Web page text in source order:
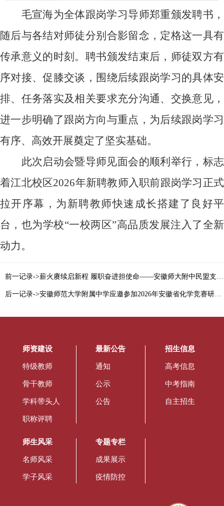
毛宣海为全体跟岗学习导师郑重颁发聘书，
随后与各结对师徒分别合影留念，定格这一具有
传承意义的时刻。聘书颁发结束后，师徒双方有
序对接、促膝交谈，围绕后续跟岗学习的具体安
排、任务落实及相关要求充分沟通、交换意见，
进一步明确了跟岗方向与重点，为后续跟岗学习
有序、高效开展奠定了坚实基础。
此次启动会暨导师见面会的顺利举行，标志
着江北校区2026年新聘教师入职前跟岗学习正式
拉开序幕，为新聘教师快速成长搭建了良好平
台，也为学校“一校两区”高品质发展注入了全新
动力。
前一记录->薪火赓续启新程 履职奋进担使命——安徽师大附中民盟支部顺利完成主委换届选举
后一记录->安徽师范大学附属中学应邀参加2026年安徽省化学竞赛研讨会
师资建设
特级教师
骨干教师
学科带头人
职称评聘
最新公告
通知
公示
公告
招生信息
高考信息
中考指南
自主招生
师生风采
名师风采
学子风采
专题专栏
成果展示
疫情防控